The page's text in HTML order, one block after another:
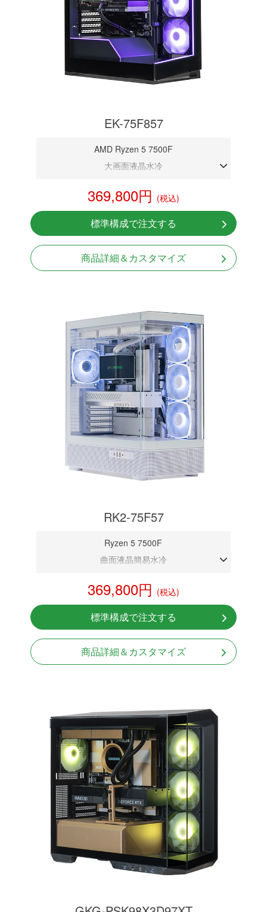
EK-75F857
AMD Ryzen 5 7500F
大画面液晶水冷
RTX 5070 12GB
NVMeSSD 1TB
無線LAN Bluetooth対応
Windows11 Home 64bit
369,800円 (税込)
標準構成で注文する
商品詳細＆カスタマイズ
RK2-75F57
Ryzen 5 7500F
曲面液晶簡易水冷
RTX 5070 12GB
NVMeSSD 1TB
無線LAN Bluetooth対応
Windows11 Home 64bit
369,800円 (税込)
標準構成で注文する
商品詳細＆カスタマイズ